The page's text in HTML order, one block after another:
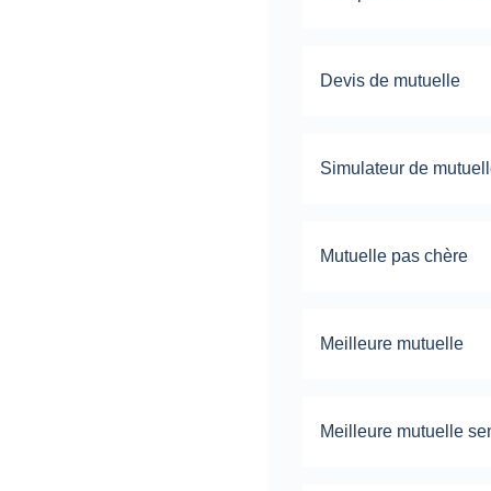
Devis de mutuelle
Simulateur de
Mutuelle pas chère
Meilleure mutuelle
Meilleure mutuelle